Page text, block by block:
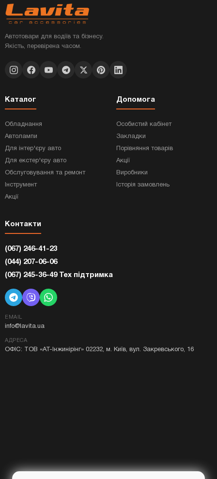
Автотовари для водіїв та бізнесу.
Якість, перевірена часом.
Каталог
Обладнання
Автолампи
Для інтер'єру авто
Для екстер'єру авто
Обслуговування та ремонт
Інструмент
Акції
Допомога
Особистий кабінет
Закладки
Порівняння товарів
Акції
Виробники
Історія замовлень
Контакти
(067) 246-41-23
(044) 207-06-06
(067) 245-36-49 Тех підтримка
EMAIL
info@lavita.ua
АДРЕСА
ОФІС: ТОВ «АТ-Інжинірінг» 02232, м. Київ, вул. Закревського, 16